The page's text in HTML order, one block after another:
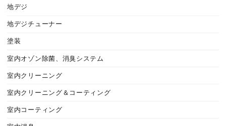
地デジ
地デジチューナー
塗装
室内オゾン除菌、消臭システム
室内クリーニング
室内クリーニング＆コーティング
室内コーティング